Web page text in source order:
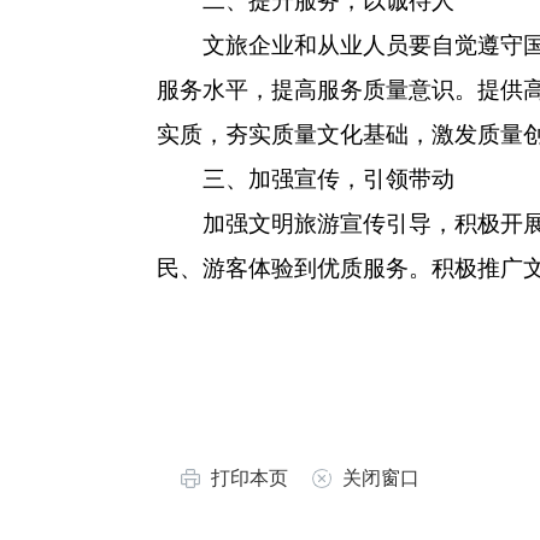
文旅企业和从业人员要自觉遵守国
服务水平，提高服务质量意识。提供
实质，夯实质量文化基础，激发质量
三、加强宣传，引领带动
加强文明旅游宣传引导，积极开展
民、游客体验到优质服务。积极推广
打印本页 关闭窗口